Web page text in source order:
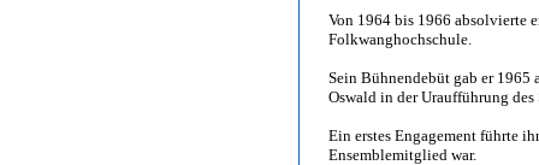
Von 1964 bis 1966 absolvierte
Folkwanghochschule.
Sein Bühnendebüt gab er 1965
Oswald in der Uraufführung
Ein erstes Engagement führte
Ensemblemitglied war.